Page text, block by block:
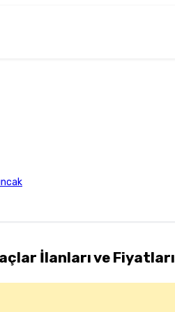
İlanları ve Fiyatları